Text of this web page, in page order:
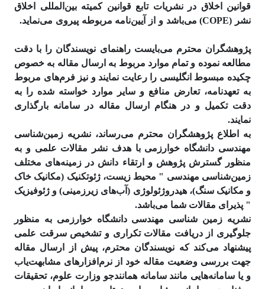
قوانین اخلاق در نشریات تابع قوانین کمیته بین‌المللی اخلاق
نشر (COPE) می‌باشد و از آیین‌نامه مربوطه پیروی می‌نماید.
پژوهشگران محترم می‌بایست راهنمای نویسندگان را با دقت
مطالعه نموده و تمام موارد مربوط به ارسال مقاله به خصوص
چکیده مبسوط انگلیسی را رعایت نمایند و نیز فرم‌های مربوط
به تعهدنامه، تعارض منافع و سایر موارد خواسته شده را به
دقت تکمیل و در هنگام ارسال مقاله در سامانه بارگذاری
نمایند.
به اطلاع پژوهشگران محترم می‌رساند، نشریه زمین‌شناسی
مهندسی دانشگاه خوارزمی با هدف نشر مقالات علمی و به
منظور گسترش پژوهش و ارتقاء دانش در زمینه‌های مختلف
زمین‌شناسی مهندسی " محیط زیست، ژئوتکنیک (مکانیک خاک
و مکانیک سنگ)، هیدروژئولوژی (آب‌های زیرزمینی) و ژئوفیزیک
" پذیرای مقالات شما می‌باشد.
نشریه زمین شناسی مهندسی دانشگاه خوارزمی به منظور
جلوگیری از دریافت مقالات تکراری و تشخیص سرقت علمی
پیشنهاد می‌کند که نویسندگان محترم، پیش از ارسال مقاله
جهت بررسی وضعیت مقاله خود از نرم‌افزارهای مشابهت‌­یاب
و یا سامانه‌هایی مانند سامانه همانند‌جو وزارت علوم، تحقیقات